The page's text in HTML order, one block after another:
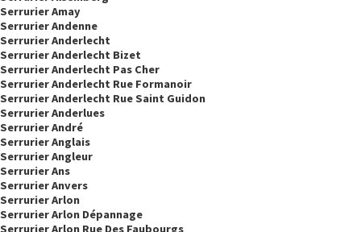
Serrurier Amay
Serrurier Andenne
Serrurier Anderlecht
Serrurier Anderlecht Bizet
Serrurier Anderlecht Pas Cher
Serrurier Anderlecht Rue Formanoir
Serrurier Anderlecht Rue Saint Guidon
Serrurier Anderlues
Serrurier André
Serrurier Anglais
Serrurier Angleur
Serrurier Ans
Serrurier Anvers
Serrurier Arlon
Serrurier Arlon Dépannage
Serrurier Arlon Rue Des Faubourgs